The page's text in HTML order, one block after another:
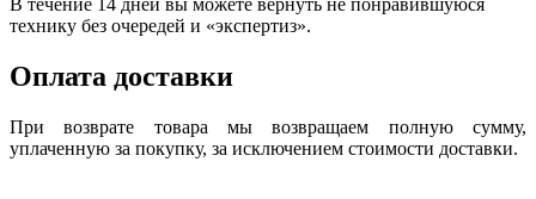
В течение 14 дней вы можете вернуть не понравившуюся
технику без очередей и «экспертиз».
Оплата доставки
При возврате товара мы возвращаем полную сумму,
уплаченную за покупку, за исключением стоимости доставки.